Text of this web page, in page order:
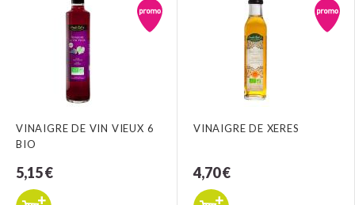
VINAIGRE DE VIN VIEUX 6
BIO
5,15 €
VINAIGRE DE XERES
4,70 €